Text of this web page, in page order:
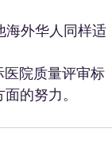
海外华人同样适
医院质量评审标
的努力。